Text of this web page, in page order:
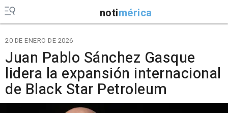
notimérica
20 DE ENERO DE 2026
Juan Pablo Sánchez Gasque
lidera la expansión internacional
de Black Star Petroleum